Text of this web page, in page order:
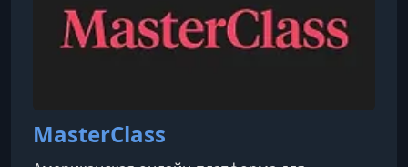
MasterClass